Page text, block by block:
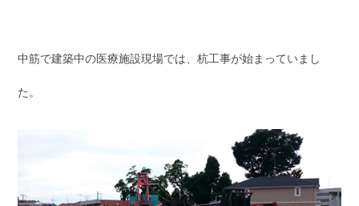
中筋で建築中の医療施設現場では、杭工事が始まっていまし
た。